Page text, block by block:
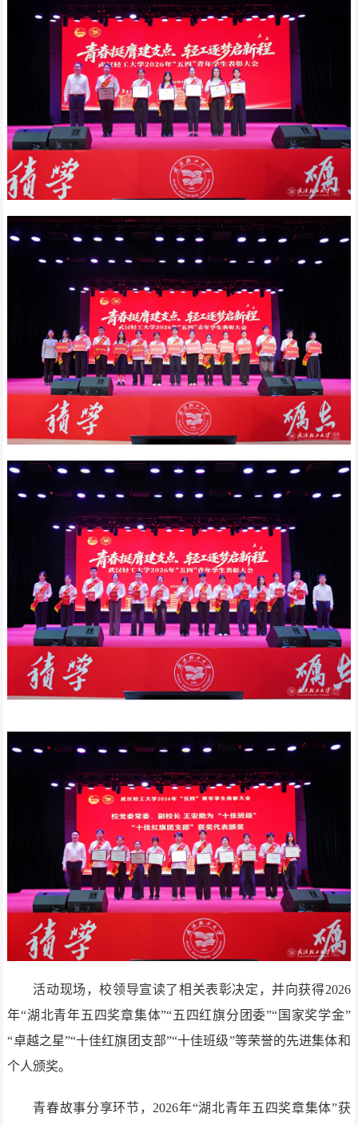
活动现场，校领导宣读了相关表彰决定，并向获得2026
年“湖北青年五四奖章集体”“五四红旗分团委”“国家奖学金”
“卓越之星”“十佳红旗团支部”“十佳班级”等荣誉的先进集体和
个人颁奖。
青春故事分享环节，2026年“湖北青年五四奖章集体”获